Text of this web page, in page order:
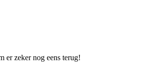
er zeker nog eens terug!